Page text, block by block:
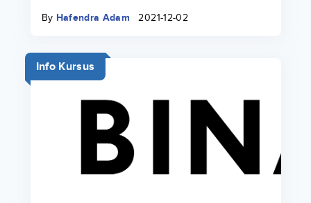
By Hafendra Adam 2021-12-02
Info Kursus